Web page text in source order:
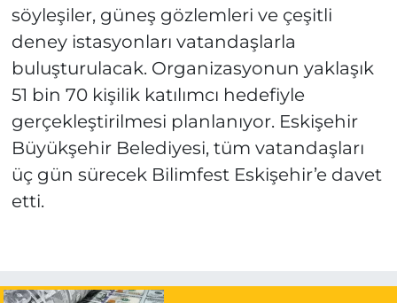
söyleşiler, güneş gözlemleri ve çeşitli
deney istasyonları vatandaşlarla
buluşturulacak. Organizasyonun yaklaşık
51 bin 70 kişilik katılımcı hedefiyle
gerçekleştirilmesi planlanıyor. Eskişehir
Büyükşehir Belediyesi, tüm vatandaşları
üç gün sürecek Bilimfest Eskişehir’e davet
etti.